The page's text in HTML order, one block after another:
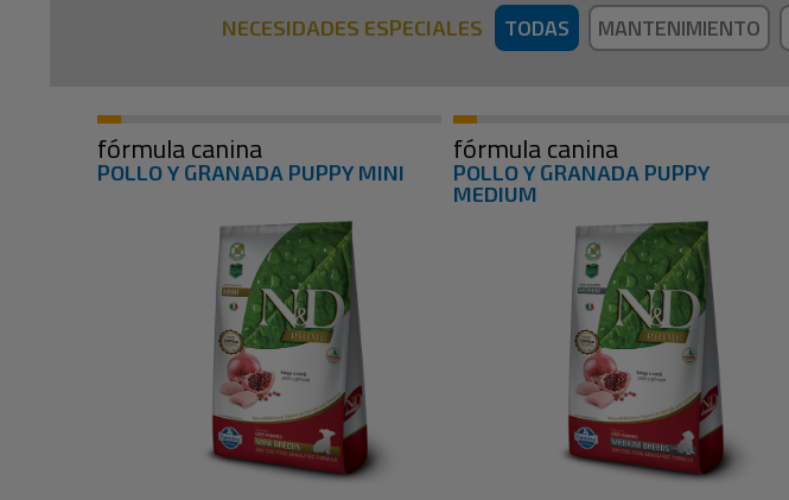
NECESIDADES ESPECIALES TODAS MANTENIMIENTO
fórmula canina
POLLO Y GRANADA PUPPY MINI
fórmula canina
POLLO Y GRANADA PUPPY
MEDIUM